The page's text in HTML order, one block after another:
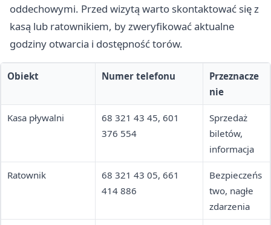
oddechowymi. Przed wizytą warto skontaktować się z
kasą lub ratownikiem, by zweryfikować aktualne
godziny otwarcia i dostępność torów.
Obiekt Numer telefonu
Przeznacze
nie
Kasa pływalni
68 321 43 45, 601
376 554
Sprzedaż
biletów,
informacja
Ratownik
68 321 43 05, 661
414 886
Bezpieczeńs
two, nagłe
zdarzenia